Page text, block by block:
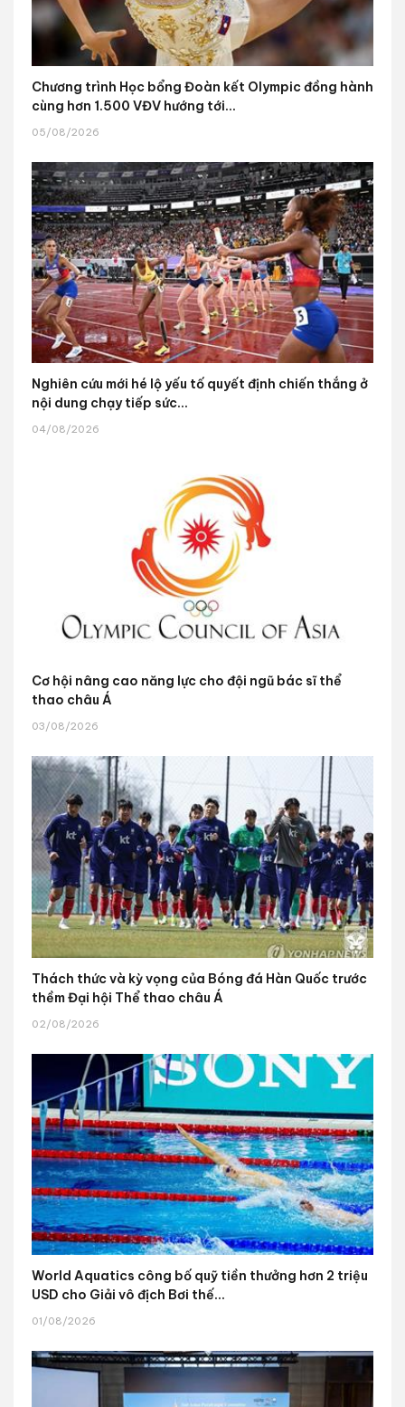
Chương trình Học bổng Đoàn kết Olympic đồng hành
cùng hơn 1.500 VĐV hướng tới...
05/08/2026
Nghiên cứu mới hé lộ yếu tố quyết định chiến thắng ở
nội dung chạy tiếp sức...
04/08/2026
Cơ hội nâng cao năng lực cho đội ngũ bác sĩ thể
thao châu Á
03/08/2026
Thách thức và kỳ vọng của Bóng đá Hàn Quốc trước
thềm Đại hội Thể thao châu Á
02/08/2026
World Aquatics công bố quỹ tiền thưởng hơn 2 triệu
USD cho Giải vô địch Bơi thế...
01/08/2026